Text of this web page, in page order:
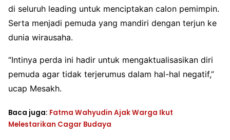
di seluruh leading untuk menciptakan calon pemimpin.
Serta menjadi pemuda yang mandiri dengan terjun ke
dunia wirausaha.
“Intinya perda ini hadir untuk mengaktualisasikan diri
pemuda agar tidak terjerumus dalam hal-hal negatif,”
ucap Mesakh.
Baca juga: Fatma Wahyudin Ajak Warga Ikut
Melestarikan Cagar Budaya